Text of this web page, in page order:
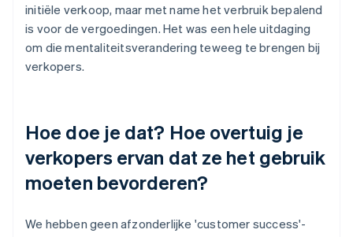
initiële verkoop, maar met name het verbruik bepalend
is voor de vergoedingen. Het was een hele uitdaging
om die mentaliteitsverandering teweeg te brengen bij
verkopers.
Hoe doe je dat? Hoe overtuig je
verkopers ervan dat ze het gebruik
moeten bevorderen?
We hebben geen afzonderlijke 'customer success'-